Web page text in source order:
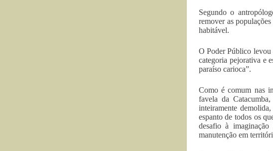
Segundo o
remover as
habitável.
O Poder Público levou
categoria pejorativa e
paraíso carioca”.
Como é comum nas
favela da
inteiramente
espanto de todos os
desafio à
manutenção em